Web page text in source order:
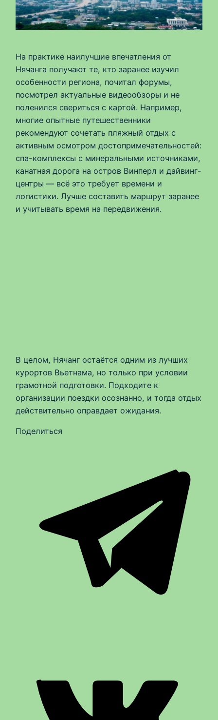
На практике наилучшие впечатления от
Нячанга получают те, кто заранее изучил
особенности региона, почитал форумы,
посмотрел актуальные видеообзоры и не
поленился свериться с картой. Например,
многие опытные путешественники
рекомендуют сочетать пляжный отдых с
активным осмотром достопримечательностей:
спа-комплексы с минеральными источниками,
канатная дорога на остров Винперл и дайвинг-
центры — всё это требует времени и
логистики. Лучше составить маршрут заранее
и учитывать время на передвижения.
В целом, Нячанг остаётся одним из лучших
курортов Вьетнама, но только при условии
грамотной подготовки. Подходите к
организации поездки осознанно, и тогда отдых
действительно оправдает ожидания.
Поделиться